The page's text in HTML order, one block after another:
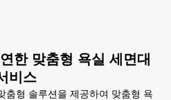
한 맞춤형 욕실 세면대
비스
춤형 솔루션을 제공하여 맞춤형 욕